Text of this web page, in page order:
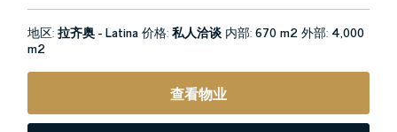
地区:拉齐奥 - Latina价格:私人洽谈 内部:670 m2外部: 4,000
m2
查看物业